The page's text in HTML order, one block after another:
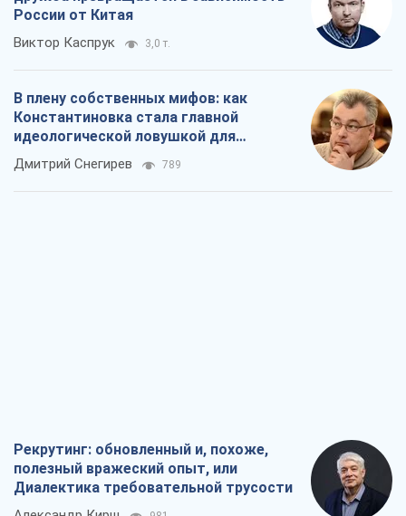
России от Китая
Виктор Каспрук 3,0 т.
В плену собственных мифов: как
Константиновка стала главной
идеологической ловушкой для
российских оккупантов
Дмитрий Снегирев 789
Рекрутинг: обновленный и, похоже,
полезный вражеский опыт, или
Диалектика требовательной трусости